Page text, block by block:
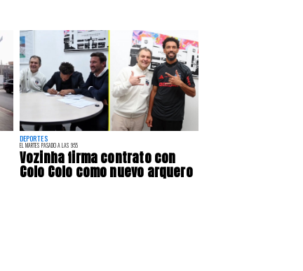
DEPORTES
EL MARTES PASADO A LAS 9:55
Vozinha firma contrato con
Colo Colo como nuevo arquero